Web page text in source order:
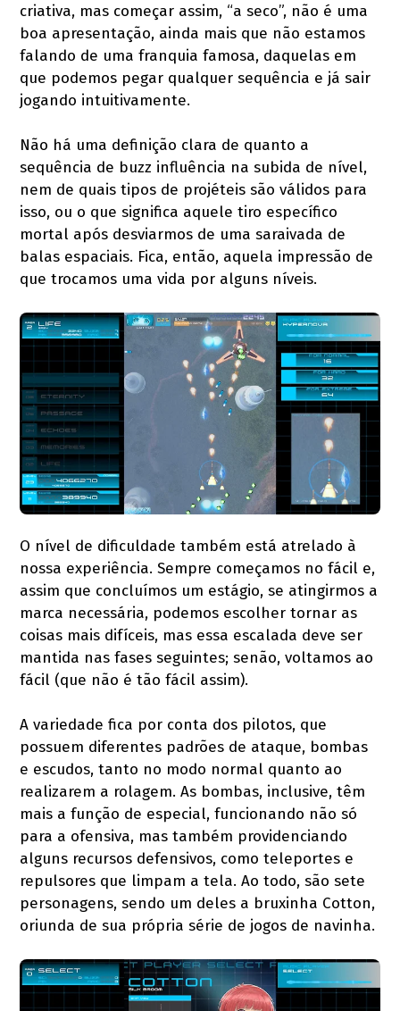
criativa, mas começar assim, “a seco”, não é uma
boa apresentação, ainda mais que não estamos
falando de uma franquia famosa, daquelas em
que podemos pegar qualquer sequência e já sair
jogando intuitivamente.
Não há uma definição clara de quanto a
sequência de buzz influência na subida de nível,
nem de quais tipos de projéteis são válidos para
isso, ou o que significa aquele tiro específico
mortal após desviarmos de uma saraivada de
balas espaciais. Fica, então, aquela impressão de
que trocamos uma vida por alguns níveis.
O nível de dificuldade também está atrelado à
nossa experiência. Sempre começamos no fácil e,
assim que concluímos um estágio, se atingirmos a
marca necessária, podemos escolher tornar as
coisas mais difíceis, mas essa escalada deve ser
mantida nas fases seguintes; senão, voltamos ao
fácil (que não é tão fácil assim).
A variedade fica por conta dos pilotos, que
possuem diferentes padrões de ataque, bombas
e escudos, tanto no modo normal quanto ao
realizarem a rolagem. As bombas, inclusive, têm
mais a função de especial, funcionando não só
para a ofensiva, mas também providenciando
alguns recursos defensivos, como teleportes e
repulsores que limpam a tela. Ao todo, são sete
personagens, sendo um deles a bruxinha Cotton,
oriunda de sua própria série de jogos de navinha.